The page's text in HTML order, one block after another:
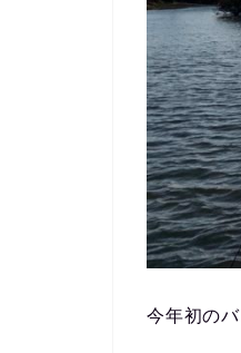
今年初の